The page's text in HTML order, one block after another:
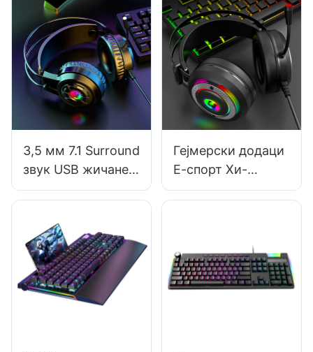
гејмерски
рачунар, носач,
течни хладњак
K06
са ЛЦД екраном
од 4,4 цм * 8,4 цм,
БЦ13
3,5 мм 7.1 Surround
звук USB жичане
рачунарске
игре са
микрофоном
Factory G550
Гејмерски додаци
Е-спорт Хи-
Фиделити стерео
слушалице са
микрофоном G610